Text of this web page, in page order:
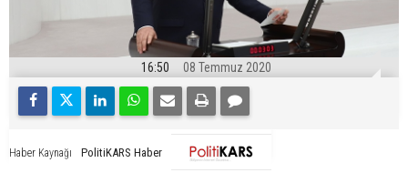
16:50 08 Temmuz 2020
Haber Kaynağı PolitiKARS Haber